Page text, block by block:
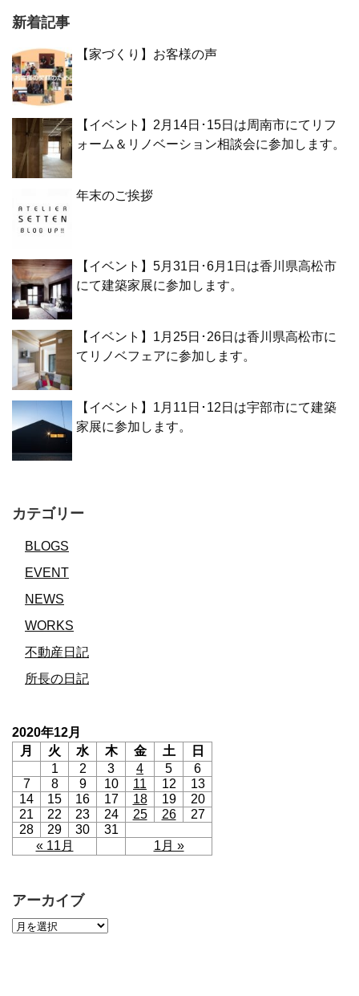
新着記事
【家づくり】お客様の声
【イベント】2月14日･15日は周南市にてリフ
ォーム＆リノベーション相談会に参加します。
年末のご挨拶
【イベント】5月31日･6月1日は香川県高松市
にて建築家展に参加します。
【イベント】1月25日･26日は香川県高松市に
てリノベフェアに参加します。
【イベント】1月11日･12日は宇部市にて建築
家展に参加します。
カテゴリー
BLOGS
EVENT
NEWS
WORKS
不動産日記
所長の日記
2020年12月
月
火 水 木 金 土 日
« 11月 1月 »
1 2 3 4 5
6
7
8 9 10 11 12
13
14
15 16 17 18 19
20
21
22 23 24 25 26
27
28
29 30 31
アーカイブ